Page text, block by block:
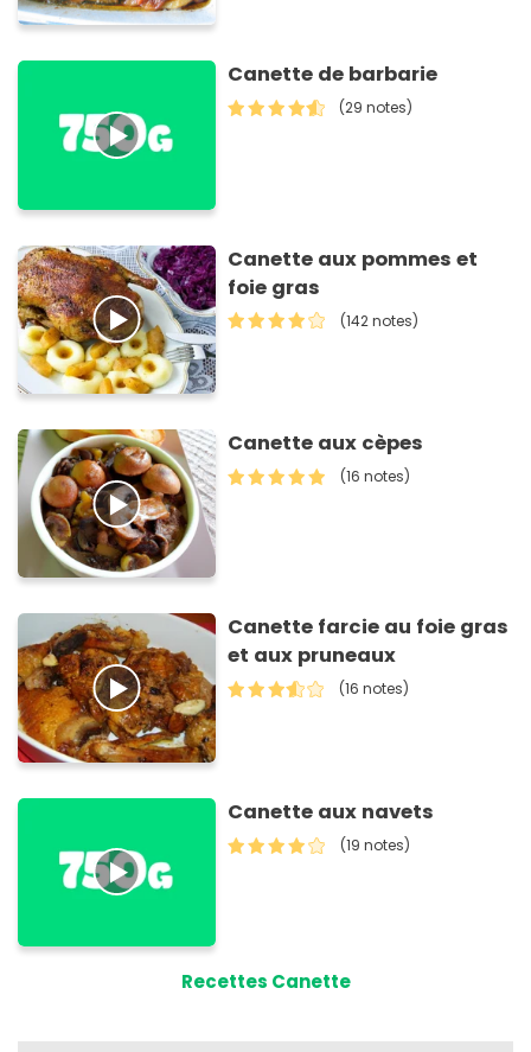
Canette de barbarie
(29 notes)
Canette aux pommes et
foie gras
(142 notes)
Canette aux cèpes
(16 notes)
Canette farcie au foie gras
et aux pruneaux
(16 notes)
Canette aux navets
(19 notes)
Recettes Canette